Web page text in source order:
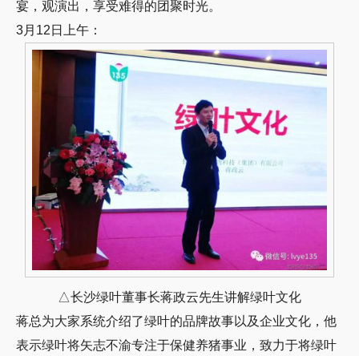
宴，观演出，享受难得的团聚时光。
3月12日上午：
△长沙绿叶董事长蒋政云先生讲解绿叶文化
蒋总为大家系统介绍了绿叶的品牌故事以及企业文化，他
表示绿叶将矢志不渝专注于保健养猪事业，致力于将绿叶